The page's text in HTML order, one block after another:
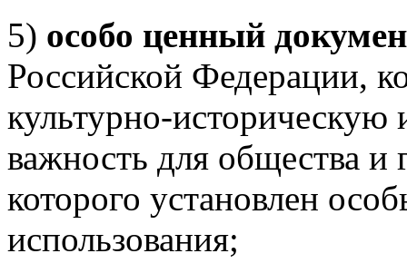
5) особо ценный
Российской Федерации,
культурно-
важность для общества и
которого установлен
использования;